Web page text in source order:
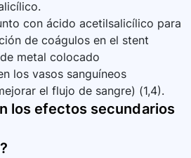
con ácido acetilsalicílico para
de coágulos en el stent
metal colocado
los vasos sanguíneos
el flujo de sangre) (1,4).
los efectos secundarios
?